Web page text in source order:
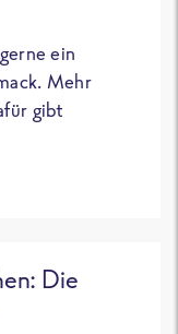
ein
Mehr
gibt
Die